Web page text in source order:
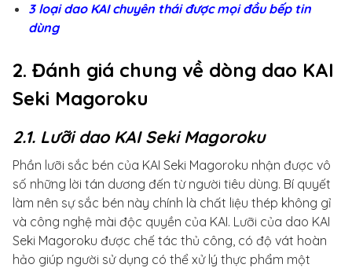
3 loại dao KAI chuyên thái được mọi đầu bếp tin
dùng
2. Đánh giá chung về dòng dao KAI
Seki Magoroku
2.1. Lưỡi dao KAI Seki Magoroku
Phần lưỡi sắc bén của KAI Seki Magoroku nhận được vô
số những lời tán dương đến từ người tiêu dùng. Bí quyết
làm nên sự sắc bén này chính là chất liệu thép không gỉ
và công nghệ mài độc quyền của KAI. Lưỡi của dao KAI
Seki Magoroku được chế tác thủ công, có độ vát hoàn
hảo giúp người sử dụng có thể xử lý thực phẩm một